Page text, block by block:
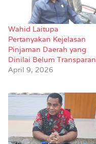
Wahid Laitupa
Pertanyakan Kejelasan
Pinjaman Daerah yang
Dinilai Belum Transparan
April 9, 2026